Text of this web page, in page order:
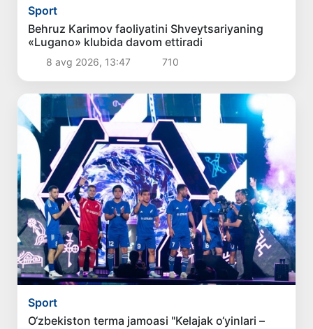
Sport
Behruz Karimov faoliyatini Shveytsariyaning
«Lugano» klubida davom ettiradi
8 avg 2026, 13:47 710
Sport
O‘zbekiston terma jamoasi "Kelajak o‘yinlari –